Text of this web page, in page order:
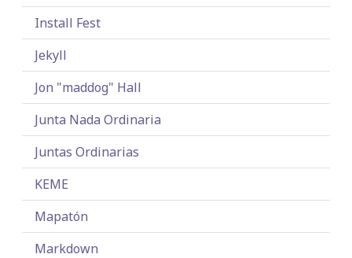
Install Fest
Jekyll
Jon "maddog" Hall
Junta Nada Ordinaria
Juntas Ordinarias
KEME
Mapatón
Markdown